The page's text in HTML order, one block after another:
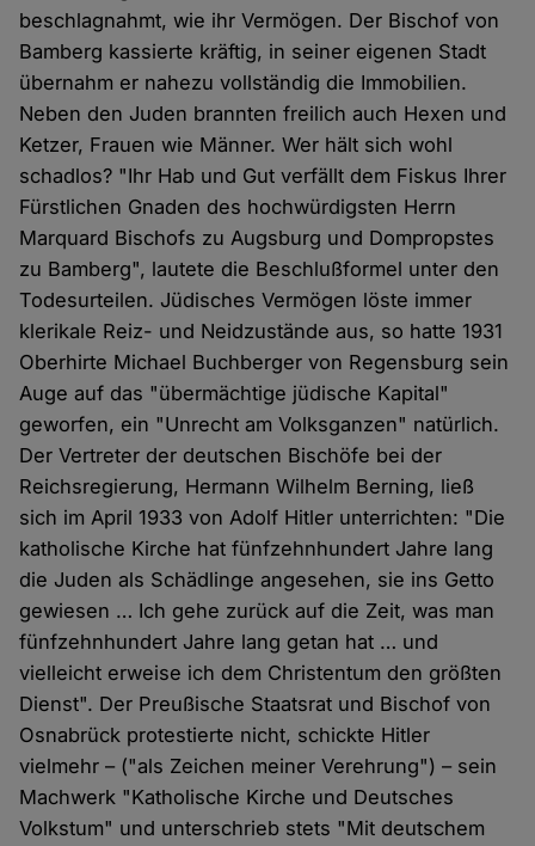
beschlagnahmt, wie ihr Vermögen. Der Bischof von
Bamberg kassierte kräftig, in seiner eigenen Stadt
übernahm er nahezu vollständig die Immobilien.
Neben den Juden brannten freilich auch Hexen und
Ketzer, Frauen wie Männer. Wer hält sich wohl
schadlos? "Ihr Hab und Gut verfällt dem Fiskus Ihrer
Fürstlichen Gnaden des hochwürdigsten Herrn
Marquard Bischofs zu Augsburg und Dompropstes
zu Bamberg", lautete die Beschlußformel unter den
Todesurteilen. Jüdisches Vermögen löste immer
klerikale Reiz- und Neidzustände aus, so hatte 1931
Oberhirte Michael Buchberger von Regensburg sein
Auge auf das "übermächtige jüdische Kapital"
geworfen, ein "Unrecht am Volksganzen" natürlich.
Der Vertreter der deutschen Bischöfe bei der
Reichsregierung, Hermann Wilhelm Berning, ließ
sich im April 1933 von Adolf Hitler unterrichten: "Die
katholische Kirche hat fünfzehnhundert Jahre lang
die Juden als Schädlinge angesehen, sie ins Getto
gewiesen … Ich gehe zurück auf die Zeit, was man
fünfzehnhundert Jahre lang getan hat … und
vielleicht erweise ich dem Christentum den größten
Dienst". Der Preußische Staatsrat und Bischof von
Osnabrück protestierte nicht, schickte Hitler
vielmehr – ("als Zeichen meiner Verehrung") – sein
Machwerk "Katholische Kirche und Deutsches
Volkstum" und unterschrieb stets "Mit deutschem